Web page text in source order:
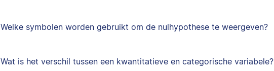
Welke symbolen worden gebruikt om de nulhypothese te weergeven?
Wat is het verschil tussen een kwantitatieve en categorische variabele?